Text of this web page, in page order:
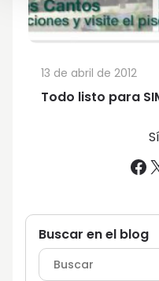
Todo listo para
13 de abril de 2012
X
Buscar en el blog